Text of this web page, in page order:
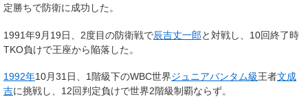
定勝ちで防衛に成功した。
1991年9月19日、2度目の防衛戦で辰吉丈一郎と対戦し、10回終了時
TKO負けで王座から陥落した。
1992年10月31日、1階級下のWBC世界ジュニアバンタム級王者文成
吉に挑戦し、12回判定負けで世界2階級制覇ならず。